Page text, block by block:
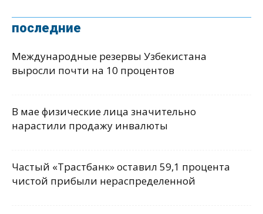
последние
Международные резервы Узбекистана
выросли почти на 10 процентов
В мае физические лица значительно
нарастили продажу инвалюты
Частый «Трастбанк» оставил 59,1 процента
чистой прибыли нераспределенной